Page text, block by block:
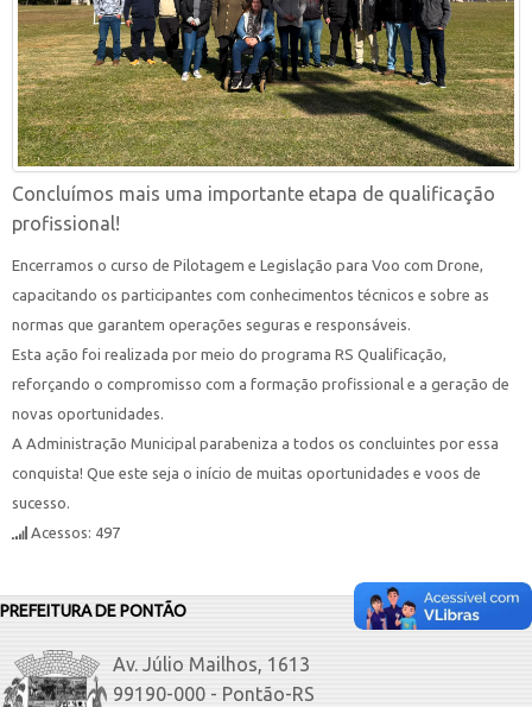
Concluímos mais uma importante etapa de qualificação
profissional!
Encerramos o curso de Pilotagem e Legislação para Voo com Drone,
capacitando os participantes com conhecimentos técnicos e sobre as
normas que garantem operações seguras e responsáveis.
Esta ação foi realizada por meio do programa RS Qualificação,
reforçando o compromisso com a formação profissional e a geração de
novas oportunidades.
A Administração Municipal parabeniza a todos os concluintes por essa
conquista! Que este seja o início de muitas oportunidades e voos de
sucesso.
Acessos: 497
PREFEITURA DE PONTÃO
Av. Júlio Mailhos, 1613
99190-000 - Pontão-RS